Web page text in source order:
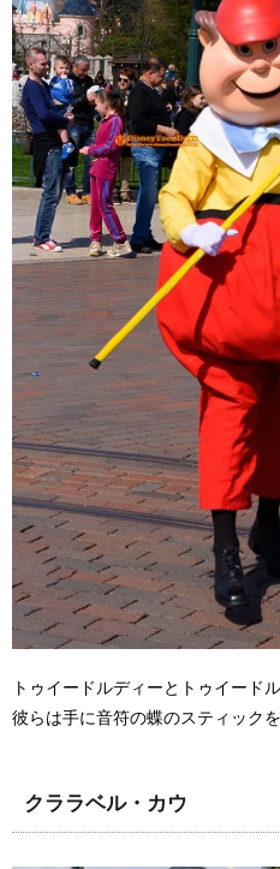
トゥイードルディーとトゥイード
彼らは手に音符の蝶のスティック
クララベル・カウ